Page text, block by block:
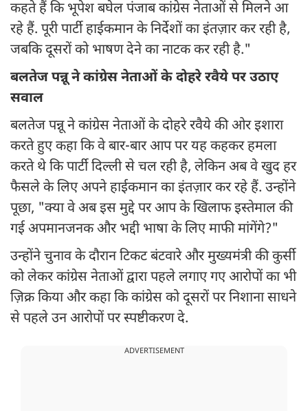
कहते हैं कि भूपेश बघेल पंजाब कांग्रेस नेताओं से मिलने आ
रहे हैं. पूरी पार्टी हाईकमान के निर्देशों का इंतज़ार कर रही है,
जबकि दूसरों को भाषण देने का नाटक कर रही है."
बलतेज पन्नू ने कांग्रेस नेताओं के दोहरे रवैये पर उठाए
सवाल
बलतेज पन्नू ने कांग्रेस नेताओं के दोहरे रवैये की ओर इशारा
करते हुए कहा कि वे बार-बार आप पर यह कहकर हमला
करते थे कि पार्टी दिल्ली से चल रही है, लेकिन अब वे खुद हर
फैसले के लिए अपने हाईकमान का इंतज़ार कर रहे हैं. उन्होंने
पूछा, "क्या वे अब इस मुद्दे पर आप के खिलाफ इस्तेमाल की
गई अपमानजनक और भद्दी भाषा के लिए माफी मांगेंगे?"
उन्होंने चुनाव के दौरान टिकट बंटवारे और मुख्यमंत्री की कुर्सी
को लेकर कांग्रेस नेताओं द्वारा पहले लगाए गए आरोपों का भी
ज़िक्र किया और कहा कि कांग्रेस को दूसरों पर निशाना साधने
से पहले उन आरोपों पर स्पष्टीकरण दे.
ADVERTISEMENT